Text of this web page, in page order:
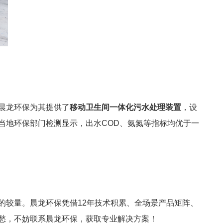
龙环保为其提供了移动卫生间一体化污水处理装置 ，设
环保部门检测显示，出水COD、氨氮等指标均优于一
量。晨龙环保凭借12年技术积累、全场景产品矩阵、
不妨联系晨龙环保，获取专业解决方案！